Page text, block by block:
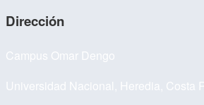
Dirección
Campus Omar Dengo
Universidad Nacional, Heredia, Costa